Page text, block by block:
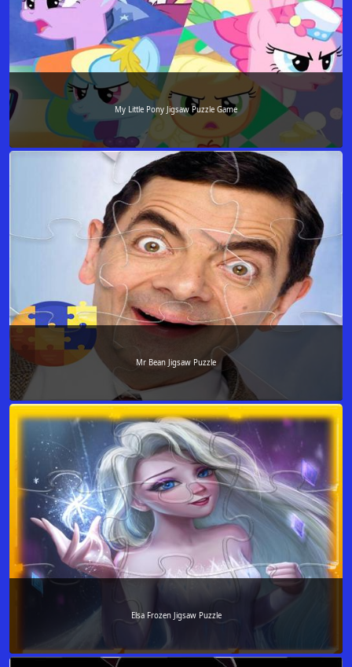
My Little Pony Jigsaw Puzzle Game
Mr Bean Jigsaw Puzzle
Elsa Frozen Jigsaw Puzzle